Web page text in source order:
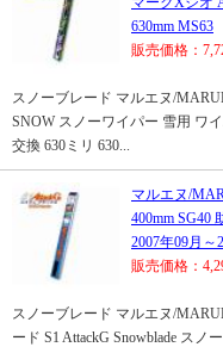
630mm MS63
販売価格：
スノーブレード マルエヌ/
SNOW スノーワイパー 雪用 ワ
交換 630ミリ 630...
マルエヌ/
400mm SG40
2007年09月～
販売価格：
スノーブレード マルエヌ/
ード S1 AttackG Snowblade ス